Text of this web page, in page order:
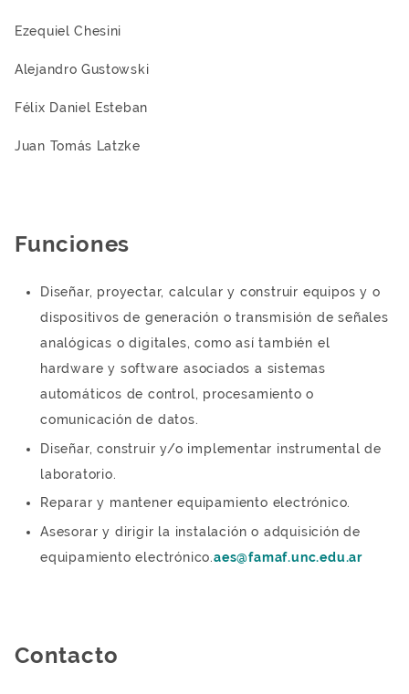
Ezequiel Chesini
Alejandro Gustowski
Félix Daniel Esteban
Juan Tomás Latzke
Funciones
Diseñar, proyectar, calcular y construir equipos y o
dispositivos de generación o transmisión de señales
analógicas o digitales, como así también el
hardware y software asociados a sistemas
automáticos de control, procesamiento o
comunicación de datos.
Diseñar, construir y/o implementar instrumental de
laboratorio.
Reparar y mantener equipamiento electrónico.
Asesorar y dirigir la instalación o adquisición de
equipamiento electrónico.aes@famaf.unc.edu.ar
Contacto